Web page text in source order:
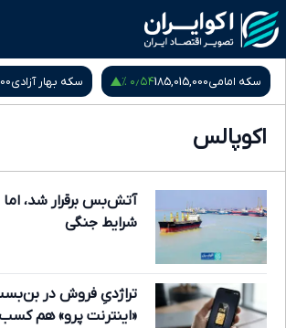
سکه امامی185,015,000۰٫۵۴ % سکه بهار آزادی
اکوپالس
آتش‌بس برقرار شد، اما
شرایط جنگی
تراژدیِ فروش در
«اینترنت پرو» هم